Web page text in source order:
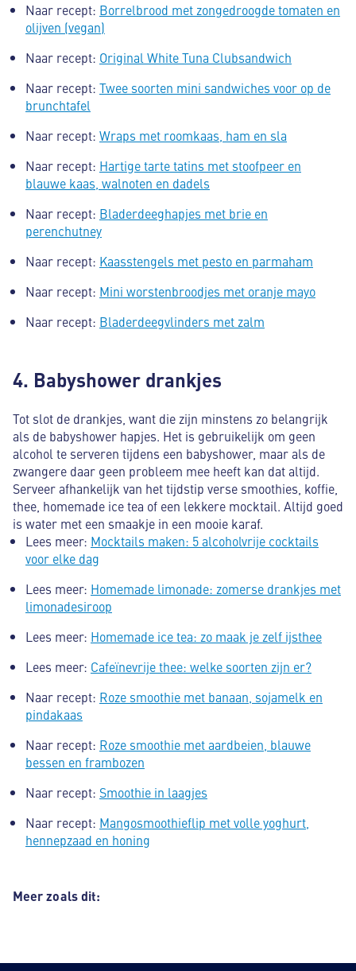
Naar recept: Borrelbrood met zongedroogde tomaten en
olijven (vegan)
Naar recept: Original White Tuna Clubsandwich
Naar recept: Twee soorten mini sandwiches voor op de
brunchtafel
Naar recept: Wraps met roomkaas, ham en sla
Naar recept: Hartige tarte tatins met stoofpeer en
blauwe kaas, walnoten en dadels
Naar recept: Bladerdeeghapjes met brie en
perenchutney
Naar recept: Kaasstengels met pesto en parmaham
Naar recept: Mini worstenbroodjes met oranje mayo
Naar recept: Bladerdeegvlinders met zalm
4. Babyshower drankjes
Tot slot de drankjes, want die zijn minstens zo belangrijk
als de babyshower hapjes. Het is gebruikelijk om geen
alcohol te serveren tijdens een babyshower, maar als de
zwangere daar geen probleem mee heeft kan dat altijd.
Serveer afhankelijk van het tijdstip verse smoothies, koffie,
thee, homemade ice tea of een lekkere mocktail. Altijd goed
is water met een smaakje in een mooie karaf.
Lees meer: Mocktails maken: 5 alcoholvrije cocktails
voor elke dag
Lees meer: Homemade limonade: zomerse drankjes met
limonadesiroop
Lees meer: Homemade ice tea: zo maak je zelf ijsthee
Lees meer: Cafeïnevrije thee: welke soorten zijn er?
Naar recept: Roze smoothie met banaan, sojamelk en
pindakaas
Naar recept: Roze smoothie met aardbeien, blauwe
bessen en frambozen
Naar recept: Smoothie in laagjes
Naar recept: Mangosmoothieflip met volle yoghurt,
hennepzaad en honing
Meer zoals dit: